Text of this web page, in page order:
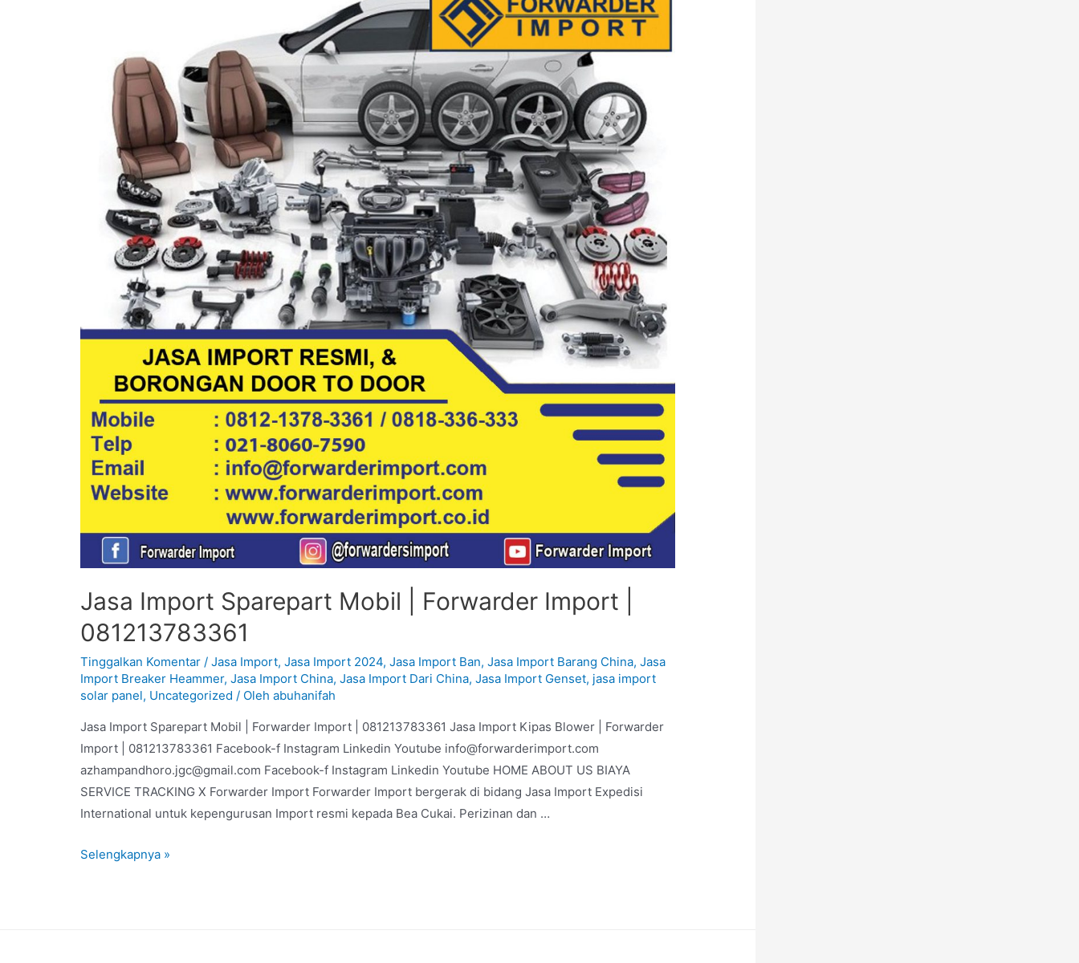
Jasa Import Sparepart Mobil | Forwarder Import |
081213783361
Tinggalkan Komentar /Jasa Import,Jasa Import 2024,Jasa Import Ban,Jasa Import Barang China,Jasa
Import Breaker Heammer,Jasa Import China,Jasa Import Dari China,Jasa Import Genset, jasa import
solar panel, Uncategorized / Olehabuhanifah
Jasa Import Sparepart Mobil | Forwarder Import | 081213783361 Jasa Import Kipas Blower | Forwarder
Import | 081213783361 Facebook-f Instagram Linkedin Youtube info@forwarderimport.com
azhampandhoro.jgc@gmail.com Facebook-f Instagram Linkedin Youtube HOME ABOUT US BIAYA
SERVICE TRACKING X Forwarder Import Forwarder Import bergerak di bidang Jasa Import Expedisi
International untuk kepengurusan Import resmi kepada Bea Cukai. Perizinan dan …
Selengkapnya »